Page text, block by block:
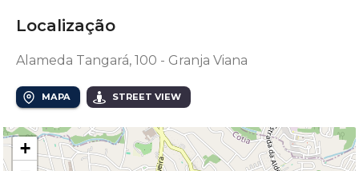
Localização
Alameda Tangará, 100 - Granja Viana
MAPA STREET VIEW
+